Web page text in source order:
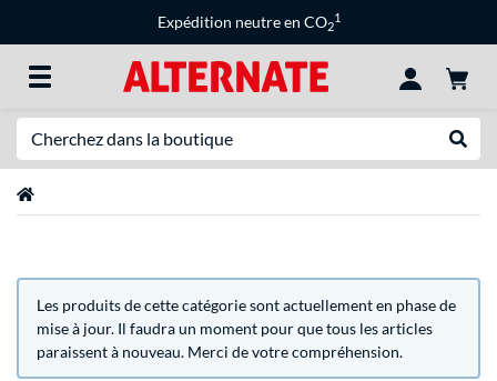
Expédition neutre en CO2
1
Page d'accueil
Les produits de cette catégorie sont actuellement en phase de
mise à jour. Il faudra un moment pour que tous les articles
paraissent à nouveau. Merci de votre compréhension.